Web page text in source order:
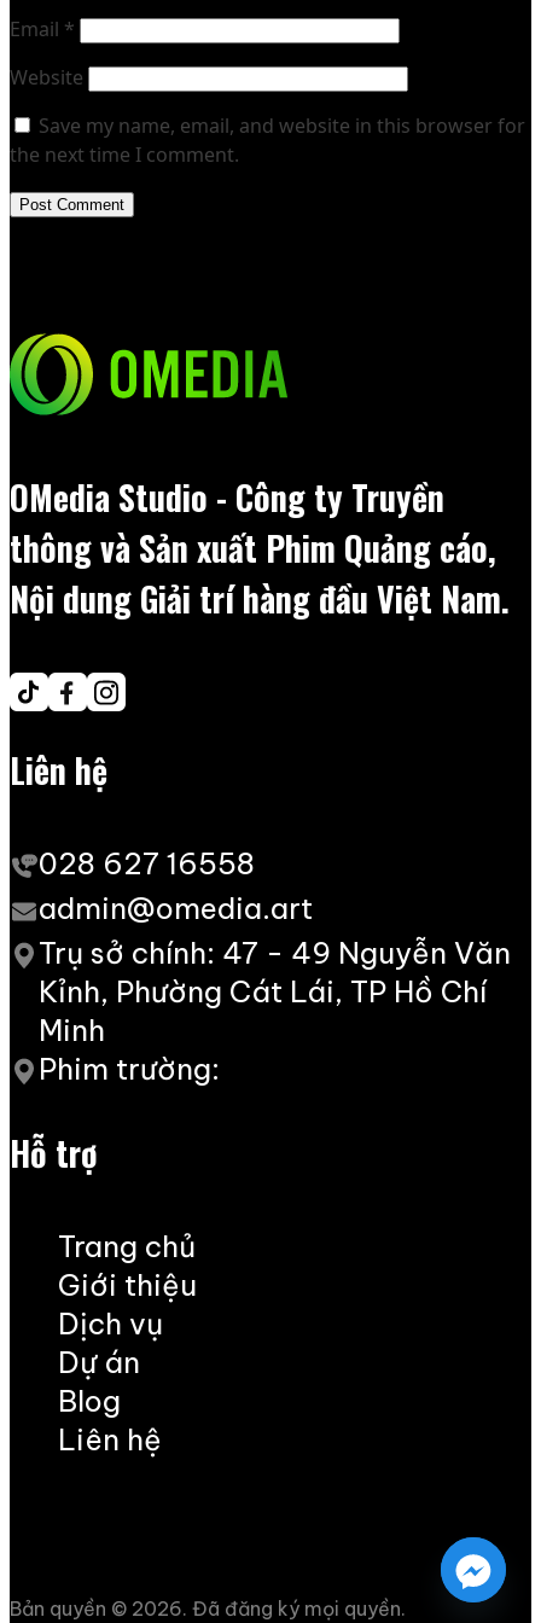
Email *
Website
Save my name, email, and website in this browser for
the next time I comment.
OMedia Studio - Công ty Truyền
thông và Sản xuất Phim Quảng cáo,
Nội dung Giải trí hàng đầu Việt Nam.
Liên hệ
028 627 16558
admin@omedia.art
Trụ sở chính: 47 - 49 Nguyễn Văn
Kỉnh, Phường Cát Lái, TP Hồ Chí
Minh
Phim trường:
Hỗ trợ
Trang chủ
Giới thiệu
Dịch vụ
Dự án
Blog
Liên hệ
Bản quyền © 2026. Đã đăng ký mọi quyền.